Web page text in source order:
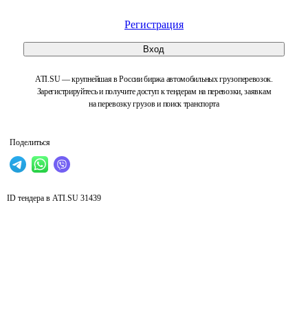
Регистрация
Вход
ATI.SU — крупнейшая в России биржа автомобильных грузоперевозок.
Зарегистрируйтесь и получите доступ к тендерам на перевозки, заявкам
на перевозку грузов и поиск транспорта
Поделиться
ID тендера в ATI.SU 31439